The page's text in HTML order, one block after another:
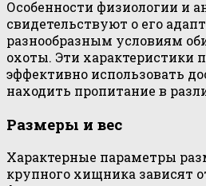
Особенности физиологии и
свидетельствуют о его
разнообразным условиям
охоты. Эти характеристики
эффективно использовать
находить пропитание в
Размеры и вес
Характерные параметры
крупного хищника зависят